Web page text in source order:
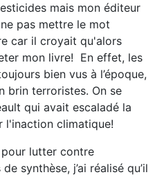
mais mon éditeur
pas mettre le mot
car il croyait qu'alors
mon livre! En effet, les
bien vus à l’époque,
brin terroristes. On se
qui avait escaladé la
l'inaction climatique!
lutter contre
synthèse, j’ai réalisé qu’il